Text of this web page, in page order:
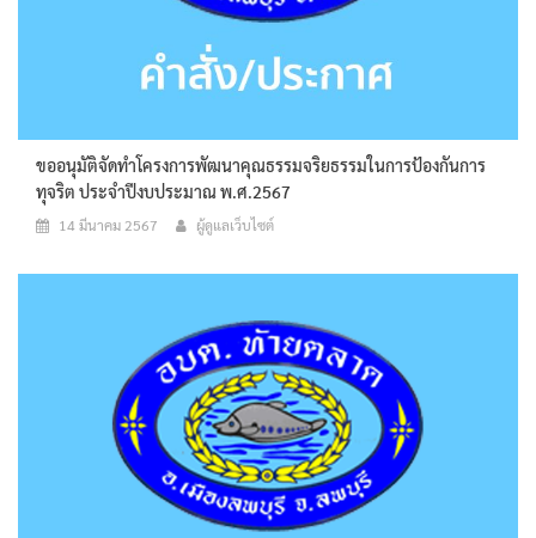
ขออนุมัติจัดทำโครงการพัฒนาคุณธรรมจริยธรรมในการป้องกันการ
ทุจริต ประจำปีงบประมาณ พ.ศ.2567
14 มีนาคม 2567 ผู้ดูแลเว็บไซต์